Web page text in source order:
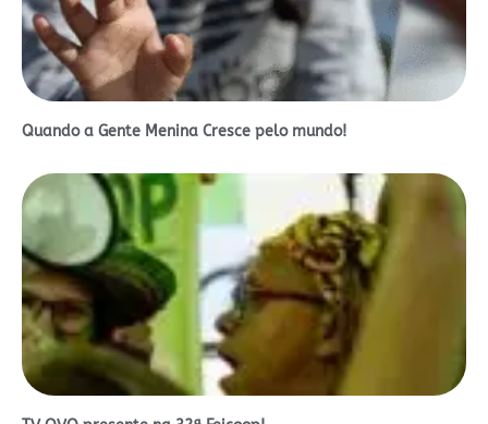
Quando a Gente Menina Cresce pelo mundo!